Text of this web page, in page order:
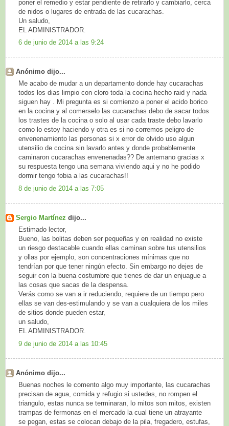
poner el remedio y estar pendiente de retirarlo y cambiarlo, cerca
de nidos o lugares de entrada de las cucarachas.
Un saludo,
EL ADMINISTRADOR.
6 de junio de 2014 a las 9:24
Anónimo dijo...
Me acabo de mudar a un departamento donde hay cucarachas
todos los dias limpio con cloro toda la cocina hecho raid y nada
siguen hay . Mi pregunta es si comienzo a poner el acido borico
en la cocina y al comerselo las cucarachas debo de sacar todos
los trastes de la cocina o solo al usar cada traste debo lavarlo
como lo estoy haciendo y otra es si no corremos peligro de
envenenamiento las personas si x error de olvido uso algun
utensilio de cocina sin lavarlo antes y donde probablemente
caminaron cucarachas envenenadas?? De antemano gracias x
su respuesta tengo una semana viviendo aqui y no he podido
dormir tengo fobia a las cucarachas!!
8 de junio de 2014 a las 7:05
Sergio Martínez dijo...
Estimado lector,
Bueno, las bolitas deben ser pequeñas y en realidad no existe
un riesgo destacable cuando ellas caminan sobre tus utensilios
y ollas por ejemplo, son concentraciones mínimas que no
tendrían por que tener ningún efecto. Sin embargo no dejes de
seguir con la buena costumbre que tienes de dar un enjuague a
las cosas que sacas de la despensa.
Verás como se van a ir reduciendo, requiere de un tiempo pero
ellas se van des-estimulando y se van a cualquiera de los miles
de sitios donde pueden estar,
un saludo,
EL ADMINISTRADOR.
9 de junio de 2014 a las 10:45
Anónimo dijo...
Buenas noches le comento algo muy importante, las cucarachas
precisan de agua, comida y refugio si ustedes, no rompen el
triangulo, estas nunca se terminaran, lo mitos son mitos, existen
trampas de fermonas en el mercado la cual tiene un atrayante
se pegan, estas se colocan debajo de la pila, fregadero, estufas,